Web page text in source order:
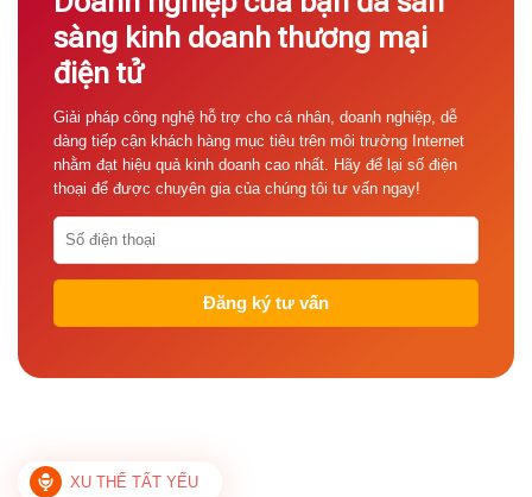
sàng kinh doanh thương mại
điện tử
Giải pháp công nghệ hỗ trợ cho cá nhân, doanh nghiệp, dễ
dàng tiếp cận khách hàng mục tiêu trên môi trường Internet
nhằm đạt hiệu quả kinh doanh cao nhất. Hãy để lại số điện
thoại để được chuyên gia của chúng tôi tư vấn ngay!
XU THẾ TẤT YẾU